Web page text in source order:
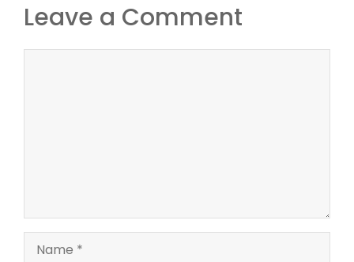
Leave a Comment